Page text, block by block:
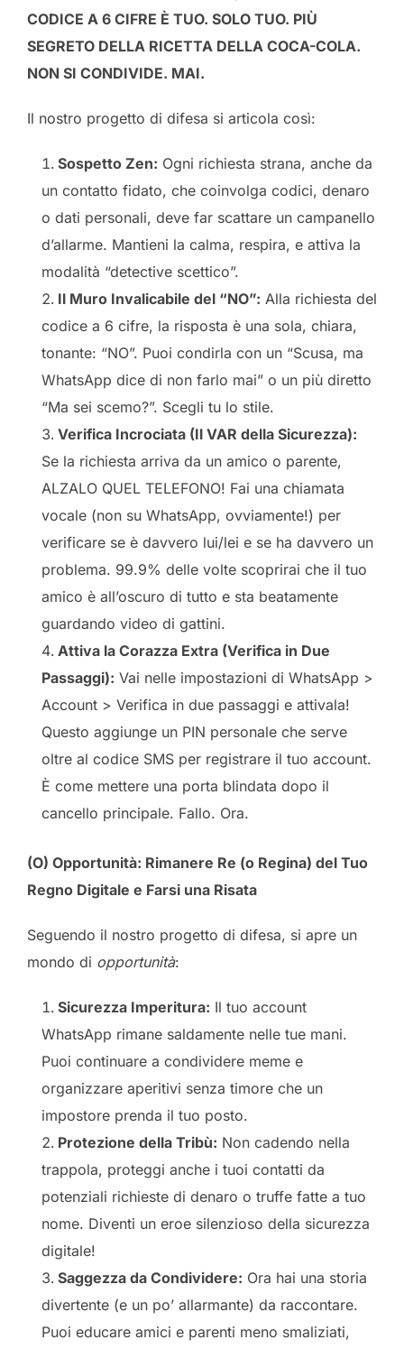
CODICE A 6 CIFRE È TUO. SOLO TUO. PIÙ
SEGRETO DELLA RICETTA DELLA COCA-COLA.
NON SI CONDIVIDE. MAI.
Il nostro progetto di difesa si articola così:
Sospetto Zen: Ogni richiesta strana, anche da
un contatto fidato, che coinvolga codici, denaro
o dati personali, deve far scattare un campanello
d’allarme. Mantieni la calma, respira, e attiva la
modalità “detective scettico”.
Il Muro Invalicabile del “NO”: Alla richiesta del
codice a 6 cifre, la risposta è una sola, chiara,
tonante: “NO”. Puoi condirla con un “Scusa, ma
WhatsApp dice di non farlo mai” o un più diretto
“Ma sei scemo?”. Scegli tu lo stile.
Verifica Incrociata (Il VAR della Sicurezza):
Se la richiesta arriva da un amico o parente,
ALZALO QUEL TELEFONO! Fai una chiamata
vocale (non su WhatsApp, ovviamente!) per
verificare se è davvero lui/lei e se ha davvero un
problema. 99.9% delle volte scoprirai che il tuo
amico è all’oscuro di tutto e sta beatamente
guardando video di gattini.
Attiva la Corazza Extra (Verifica in Due
Passaggi): Vai nelle impostazioni di WhatsApp >
Account > Verifica in due passaggi e attivala!
Questo aggiunge un PIN personale che serve
oltre al codice SMS per registrare il tuo account.
È come mettere una porta blindata dopo il
cancello principale. Fallo. Ora.
(O) Opportunità: Rimanere Re (o Regina) del Tuo
Regno Digitale e Farsi una Risata
Seguendo il nostro progetto di difesa, si apre un
mondo di opportunità:
Sicurezza Imperitura: Il tuo account
WhatsApp rimane saldamente nelle tue mani.
Puoi continuare a condividere meme e
organizzare aperitivi senza timore che un
impostore prenda il tuo posto.
Protezione della Tribù: Non cadendo nella
trappola, proteggi anche i tuoi contatti da
potenziali richieste di denaro o truffe fatte a tuo
nome. Diventi un eroe silenzioso della sicurezza
digitale!
Saggezza da Condividere: Ora hai una storia
divertente (e un po’ allarmante) da raccontare.
Puoi educare amici e parenti meno smaliziati,